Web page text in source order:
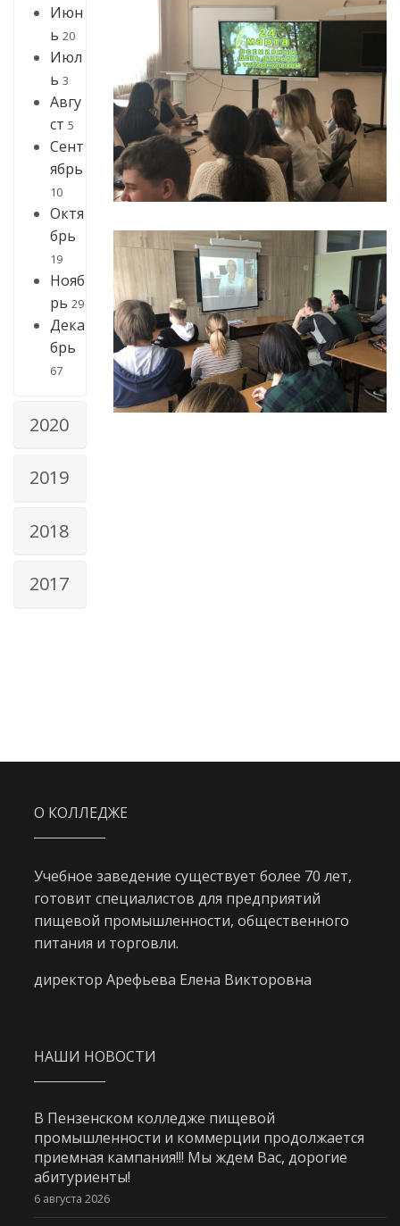
Июн
ь 20
Июл
ь 3
Авгу
ст 5
Сент
ябрь
10
Октя
брь
19
Нояб
рь 29
Дека
брь
67
2020
2019
2018
2017
О КОЛЛЕДЖЕ
Учебное заведение существует более 70 лет,
готовит специалистов для предприятий
пищевой промышленности, общественного
питания и торговли.
директор Арефьева Елена Викторовна
НАШИ НОВОСТИ
В Пензенском колледже пищевой
промышленности и коммерции продолжается
приемная кампания!!! Мы ждем Вас, дорогие
абитуриенты!
6 августа 2026